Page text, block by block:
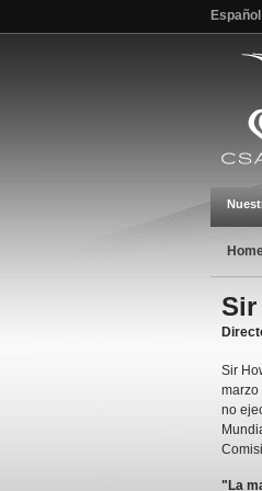
Español
Sir
Sir
marzo
no
"La